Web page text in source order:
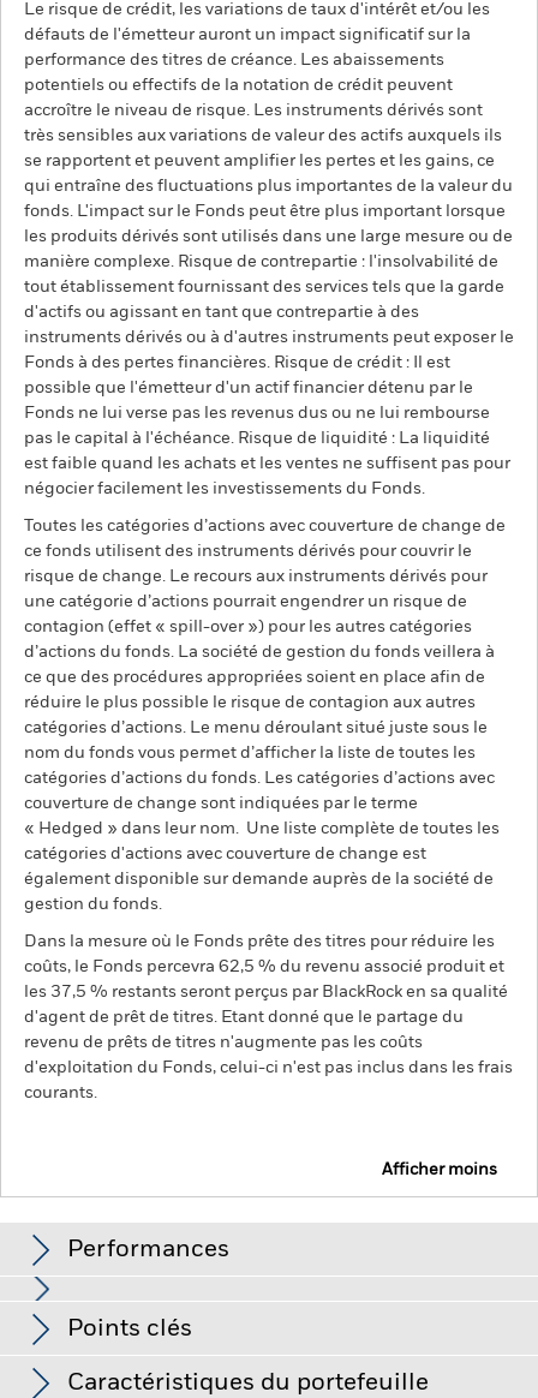
Le risque de crédit, les variations de taux d'intérêt et/ou les
défauts de l'émetteur auront un impact significatif sur la
performance des titres de créance. Les abaissements
potentiels ou effectifs de la notation de crédit peuvent
accroître le niveau de risque. Les instruments dérivés sont
très sensibles aux variations de valeur des actifs auxquels ils
se rapportent et peuvent amplifier les pertes et les gains, ce
qui entraîne des fluctuations plus importantes de la valeur du
fonds. L'impact sur le Fonds peut être plus important lorsque
les produits dérivés sont utilisés dans une large mesure ou de
manière complexe. Risque de contrepartie : l'insolvabilité de
tout établissement fournissant des services tels que la garde
d'actifs ou agissant en tant que contrepartie à des
instruments dérivés ou à d'autres instruments peut exposer le
Fonds à des pertes financières. Risque de crédit : Il est
possible que l'émetteur d'un actif financier détenu par le
Fonds ne lui verse pas les revenus dus ou ne lui rembourse
pas le capital à l'échéance. Risque de liquidité : La liquidité
est faible quand les achats et les ventes ne suffisent pas pour
négocier facilement les investissements du Fonds.
Toutes les catégories d’actions avec couverture de change de
ce fonds utilisent des instruments dérivés pour couvrir le
risque de change. Le recours aux instruments dérivés pour
une catégorie d’actions pourrait engendrer un risque de
contagion (effet « spill-over ») pour les autres catégories
d’actions du fonds. La société de gestion du fonds veillera à
ce que des procédures appropriées soient en place afin de
réduire le plus possible le risque de contagion aux autres
catégories d’actions. Le menu déroulant situé juste sous le
nom du fonds vous permet d’afficher la liste de toutes les
catégories d’actions du fonds. Les catégories d’actions avec
couverture de change sont indiquées par le terme
« Hedged » dans leur nom. Une liste complète de toutes les
catégories d'actions avec couverture de change est
également disponible sur demande auprès de la société de
gestion du fonds.
Dans la mesure où le Fonds prête des titres pour réduire les
coûts, le Fonds percevra 62,5 % du revenu associé produit et
les 37,5 % restants seront perçus par BlackRock en sa qualité
d'agent de prêt de titres. Etant donné que le partage du
revenu de prêts de titres n'augmente pas les coûts
d'exploitation du Fonds, celui-ci n'est pas inclus dans les frais
courants.
Afficher moins
Performances
Voir le graphique complet
Le risque de crédit, les variations de taux d'intérêt et/ou les
défauts de l'émetteur auront un impact significatif sur la
performance des titres de créance. Les baisses potentielles
ou effectives de la notation de crédit peuvent accroître le
Points clés
Caractéristiques du portefeuille